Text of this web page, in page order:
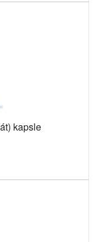
kapsle